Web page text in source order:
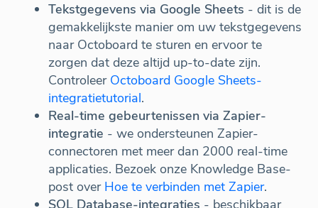
Tekstgegevens via Google Sheets - dit is de
gemakkelijkste manier om uw tekstgegevens
naar Octoboard te sturen en ervoor te
zorgen dat deze altijd up-to-date zijn.
Controleer Octoboard Google Sheets-
integratietutorial.
Real-time gebeurtenissen via Zapier-
integratie - we ondersteunen Zapier-
connectoren met meer dan 2000 real-time
applicaties. Bezoek onze Knowledge Base-
post over Hoe te verbinden met Zapier.
SQL Database-integraties - beschikbaar